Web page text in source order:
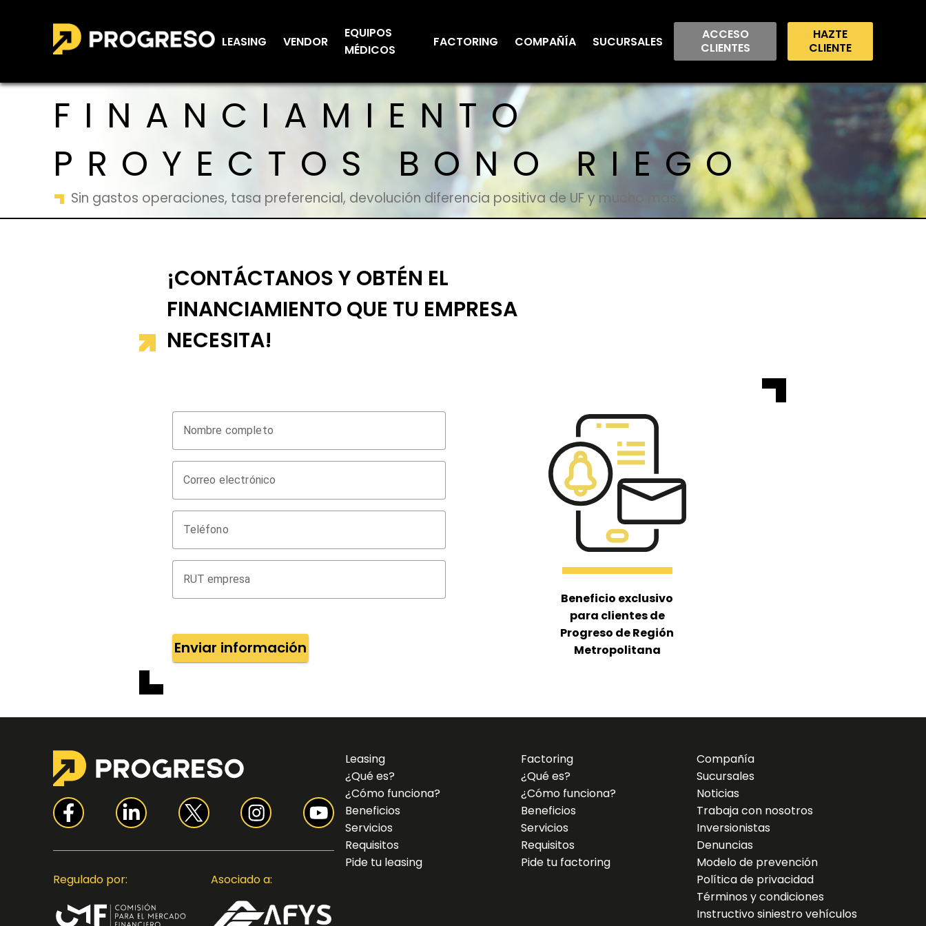
LEASING VENDOR
EQUIPOS
MÉDICOS
FACTORING COMPAÑÍA SUCURSALES
ACCESO
CLIENTES
HAZTE
CLIENTE
FINANCIAMIENTO
PROYECTOS BONO RIEGO
Sin gastos operaciones, tasa preferencial, devolución diferencia positiva de UF y mucho más
¡CONTÁCTANOS Y OBTÉN EL
FINANCIAMIENTO QUE TU EMPRESA
NECESITA!
Nombre completo
Correo electrónico
Teléfono
RUT empresa
Enviar información
Beneficio exclusivo
para clientes de
Progreso de Región
Metropolitana
Regulado por: Asociado a:
Leasing
¿Qué es?
¿Cómo funciona?
Beneficios
Servicios
Requisitos
Pide tu leasing
Factoring
¿Qué es?
¿Cómo funciona?
Beneficios
Servicios
Requisitos
Pide tu factoring
Compañía
Sucursales
Noticias
Trabaja con nosotros
Inversionistas
Denuncias
Modelo de prevención
Política de privacidad
Términos y condiciones
Instructivo siniestro vehículos